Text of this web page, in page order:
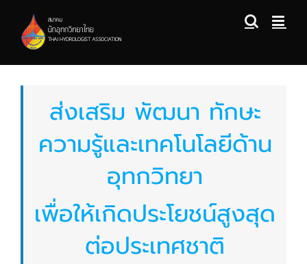
content
ส่งเสริม พัฒนา ทักษะ
ความรู้และเทคโนโลยีด้าน
อุทกวิทยา
เพื่อให้เกิดประโยชน์สูงสุด
ต่อประเทศชาติ